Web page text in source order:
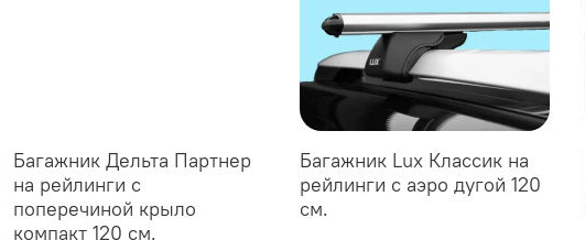
Багажник Дельта Партнер
на рейлинги с
поперечиной крыло
компакт 120 см.
Багажник Lux Классик на
рейлинги с аэро дугой 120
см.